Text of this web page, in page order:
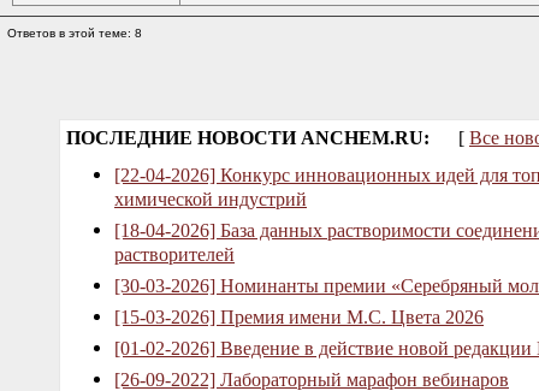
Ответов в этой теме: 8
ПОСЛЕДНИЕ НОВОСТИ ANCHEM.RU: [ Все
[22-04-2026] Конкурс инновационных идей для
химической индустрий
[18-04-2026] База данных растворимости
растворителей
[30-03-2026] Номинанты премии «Серебряный
[15-03-2026] Премия имени М.С. Цвета 2026
[01-02-2026] Введение в действие новой
[26-09-2022] Лабораторный марафон вебинаров